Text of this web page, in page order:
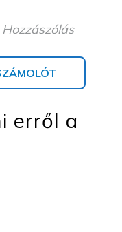
erről a